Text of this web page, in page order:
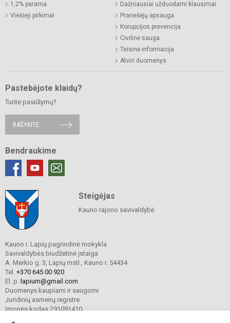
1,2% parama
Viešieji pirkimai
Dažniausiai užduodami klausimai
Pranešėjų apsauga
Korupcijos prevencija
Civilinė sauga
Teisinė informacija
Atviri duomenys
Pastebėjote klaidų?
Turite pasiūlymų?
RAŠYKITE
Bendraukime
Steigėjas
Kauno rajono savivaldybė
Kauno r. Lapių pagrindinė mokykla
Savivaldybės biudžetinė įstaiga
A. Merkio g. 3, Lapių mstl., Kauno r. 54434
Tel. +370 645 00 920
El. p. lapium@gmail.com
Duomenys kaupiami ir saugomi
Juridinių asmenų registre
Įmonės kodas 291091410